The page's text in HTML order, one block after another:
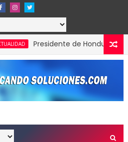
Presidente de Honduras